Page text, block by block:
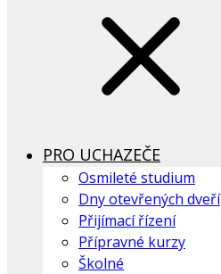
PRO UCHAZEČE
Osmileté studium
Dny otevřených dveří
Přijímací řízení
Přípravné kurzy
Školné